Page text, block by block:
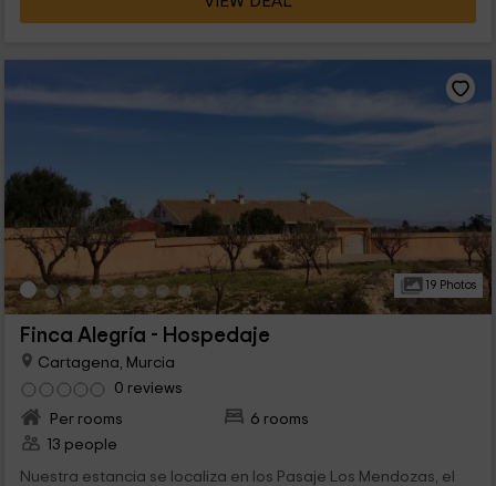
19 Photos
Finca Alegría - Hospedaje
Cartagena, Murcia
0 reviews
Per rooms
6 rooms
13 people
Nuestra estancia se localiza en los Pasaje Los Mendozas, el